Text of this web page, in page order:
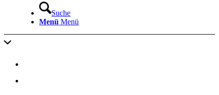
Suche
Menü Menü